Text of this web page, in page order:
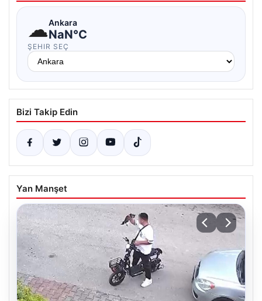
☁Ankara
NaN°C
ŞEHIR SEÇ
Bizi Takip Edin
Yan Manşet